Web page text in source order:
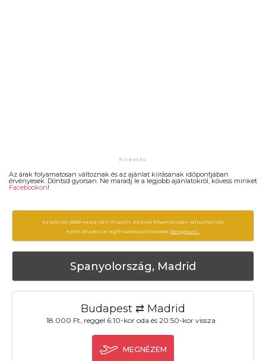
Az árak folyamatosan változnak és az ajánlat kiírásanak időpontjában
érvényesek. Döntsd gyorsan. Ne maradj le a legjobb ajánlatokról, kövess minket
Facebookon!
Az ajánlat 2689 napja nem frissült. Az árak folyamatosan változhatnak,
ezért célszerű a legfrissebb ajánlatokat böngészni.
Spanyolország, Madrid
Budapest ⇄ Madrid
18.000 Ft, reggel 6:10-kor oda és 20:50-kor vissza
MEGNÉZEM